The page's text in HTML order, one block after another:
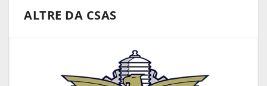
ALTRE DA CSAS